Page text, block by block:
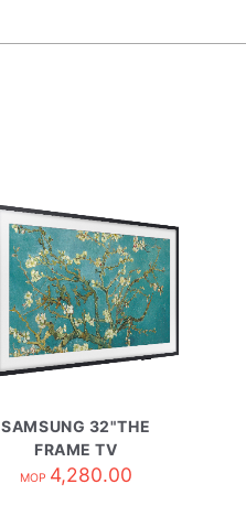
SAMSUNG 32"THE
FRAME TV
QA32LS03CBJXZK
MOP 4,280.00